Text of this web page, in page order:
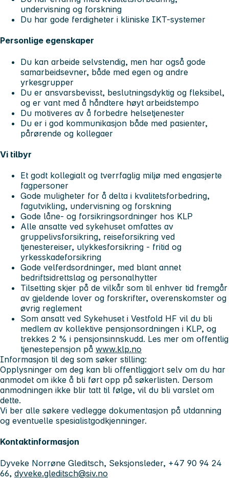
undervisning og forskning
Du har gode ferdigheter i kliniske IKT-systemer
Personlige egenskaper
Du kan arbeide selvstendig, men har også gode
samarbeidsevner, både med egen og andre
yrkesgrupper
Du er ansvarsbevisst, beslutningsdyktig og fleksibel,
og er vant med å håndtere høyt arbeidstempo
Du motiveres av å forbedre helsetjenester
Du er i god kommunikasjon både med pasienter,
pårørende og kollegaer
Vi tilbyr
Et godt kollegialt og tverrfaglig miljø med engasjerte
fagpersoner
Gode muligheter for å delta i kvalitetsforbedring,
fagutvikling, undervisning og forskning
Gode låne- og forsikringsordninger hos KLP
Alle ansatte ved sykehuset omfattes av
gruppelivsforsikring, reiseforsikring ved
tjenestereiser, ulykkesforsikring - fritid og
yrkesskadeforsikring
Gode velferdsordninger, med blant annet
bedriftsidrettslag og personalhytter
Tilsetting skjer på de vilkår som til enhver tid fremgår
av gjeldende lover og forskrifter, overenskomster og
øvrig reglement
Som ansatt ved Sykehuset i Vestfold HF vil du bli
medlem av kollektive pensjonsordningen i KLP, og
trekkes 2 % i pensjonsinnskudd. Les mer om offentlig
tjenestepensjon på www.klp.no
Informasjon til deg som søker stilling:
Opplysninger om deg kan bli offentliggjort selv om du har
anmodet om ikke å bli ført opp på søkerlisten. Dersom
anmodningen ikke blir tatt til følge, vil du bli varslet om
dette.
Vi ber alle søkere vedlegge dokumentasjon på utdanning
og eventuelle spesialistgodkjenninger.
Kontaktinformasjon
Dyveke Norrøne Gleditsch, Seksjonsleder, +47 90 94 24
66, dyveke.gleditsch@siv.no